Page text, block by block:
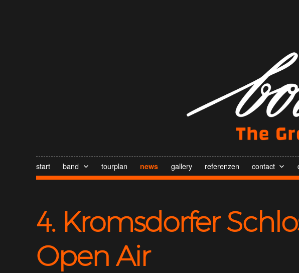
start band tourplan news gallery referenzen contact
4. Kromsdorfer
Open Air